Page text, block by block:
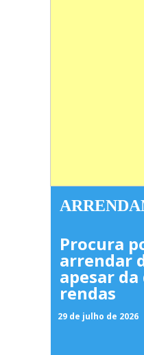
Procura
arrendar
apesar da
rendas
29 de julho de 2026